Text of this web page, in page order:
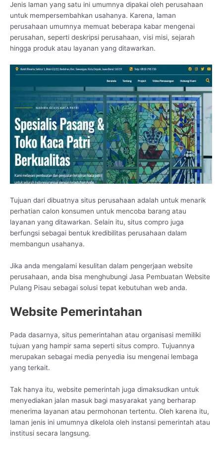
Jenis laman yang satu ini umumnya dipakai oleh perusahaan
untuk mempersembahkan usahanya. Karena, laman
perusahaan umumnya memuat beberapa kabar mengenai
perusahan, seperti deskripsi perusahaan, visi misi, sejarah
hingga produk atau layanan yang ditawarkan.
Tujuan dari dibuatnya situs perusahaan adalah untuk menarik
perhatian calon konsumen untuk mencoba barang atau
layanan yang ditawarkan. Selain itu, situs compro juga
berfungsi sebagai bentuk kredibilitas perusahaan dalam
membangun usahanya.
Jika anda mengalami kesulitan dalam pengerjaan website
perusahaan, anda bisa menghubungi Jasa Pembuatan Website
Pulang Pisau sebagai solusi tepat kebutuhan web anda.
Website Pemerintahan
Pada dasarnya, situs pemerintahan atau organisasi memiliki
tujuan yang hampir sama seperti situs compro. Tujuannya
merupakan sebagai media penyedia isu mengenai lembaga
yang terkait.
Tak hanya itu, website pemerintah juga dimaksudkan untuk
menyediakan jalan masuk bagi masyarakat yang berharap
menerima layanan atau permohonan tertentu. Oleh karena itu,
laman jenis ini umumnya dikelola oleh instansi pemerintah atau
institusi secara langsung.